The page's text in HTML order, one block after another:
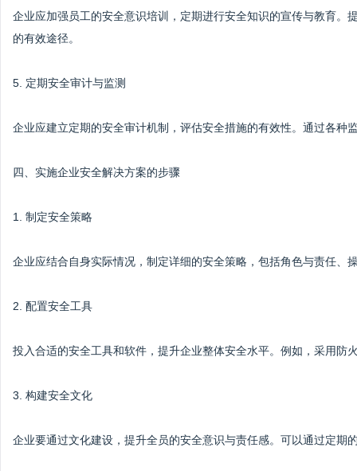
企业应加强员工的安全意识培训，定期进行安全知识的宣传与教育。
的有效途径。
5. 定期安全审计与监测
企业应建立定期的安全审计机制，评估安全措施的有效性。通过各种
四、实施企业安全解决方案的步骤
1. 制定安全策略
企业应结合自身实际情况，制定详细的安全策略，包括角色与责任、
2. 配置安全工具
投入合适的安全工具和软件，提升企业整体安全水平。例如，采用防
3. 构建安全文化
企业要通过文化建设，提升全员的安全意识与责任感。可以通过定期